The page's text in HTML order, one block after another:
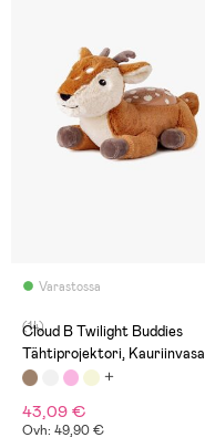
Varastossa
(14)
Cloud B Twilight Buddies
Tähtiprojektori, Kauriinvasa
43,09 €
Ovh: 49,90 €